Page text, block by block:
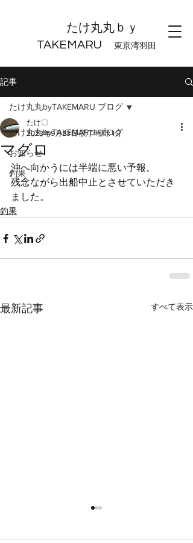
たけ丸丸ｂｙ
TAKEMARU
東京湾羽田
記事
たけ丸丸byTAKEMARU ブログ
お知らせ
釣果
たけ丸丸byTAKEMARU ブログ
マグロ
たけ〇
2023年9月23日 読了時間: 1分
沖へ向かうには半端に悪い予報。
残念ながら出船中止とさせていただき
ました。
釣果
最新記事 すべて表示